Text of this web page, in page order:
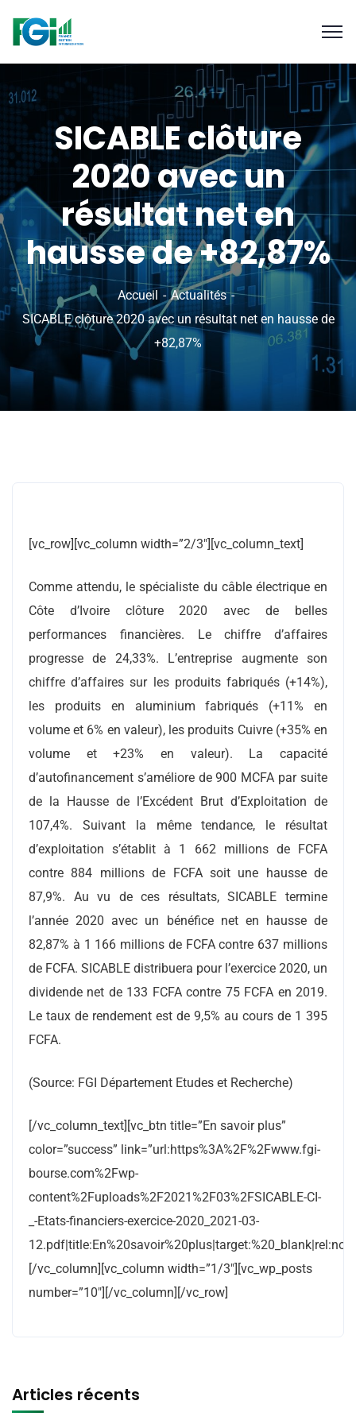
SICABLE clôture
2020 avec un
résultat net en
hausse de +82,87%
Accueil
Actualités
SICABLE clôture 2020 avec un résultat net en hausse de
+82,87%
[vc_row][vc_column width=”2/3″][vc_column_text]
Comme attendu, le spécialiste du câble électrique en
Côte d’Ivoire clôture 2020 avec de belles
performances financières. Le chiffre d’affaires
progresse de 24,33%. L’entreprise augmente son
chiffre d’affaires sur les produits fabriqués (+14%),
les produits en aluminium fabriqués (+11% en
volume et 6% en valeur), les produits Cuivre (+35% en
volume et +23% en valeur). La capacité
d’autofinancement s’améliore de 900 MCFA par suite
de la Hausse de l’Excédent Brut d’Exploitation de
107,4%. Suivant la même tendance, le résultat
d’exploitation s’établit à 1 662 millions de FCFA
contre 884 millions de FCFA soit une hausse de
87,9%. Au vu de ces résultats, SICABLE termine
l’année 2020 avec un bénéfice net en hausse de
82,87% à 1 166 millions de FCFA contre 637 millions
de FCFA. SICABLE distribuera pour l’exercice 2020, un
dividende net de 133 FCFA contre 75 FCFA en 2019.
Le taux de rendement est de 9,5% au cours de 1 395
FCFA.
(Source: FGI Département Etudes et Recherche)
[/vc_column_text][vc_btn title=”En savoir plus”
color=”success” link=”url:https%3A%2F%2Fwww.fgi-
bourse.com%2Fwp-
content%2Fuploads%2F2021%2F03%2FSICABLE-CI-
_-Etats-financiers-exercice-2020_2021-03-
[/vc_column][vc_column width=”1/3″][vc_wp_posts
number=”10″][/vc_column][/vc_row]
Articles récents